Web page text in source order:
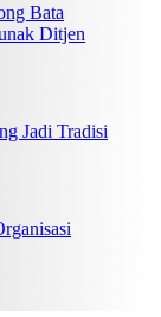
Bata
Ditjen
Jadi Tradisi